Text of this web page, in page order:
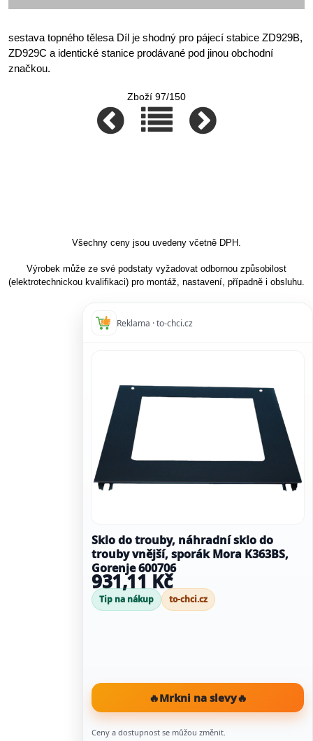
sestava topného tělesa Díl je shodný pro pájecí stabice ZD929B,
ZD929C a identické stanice prodávané pod jinou obchodní
značkou.
Zboží 97/150
Všechny ceny jsou uvedeny včetně DPH.
Výrobek může ze své podstaty vyžadovat odbornou způsobilost
(elektrotechnickou kvalifikaci) pro montáž, nastavení, případně i obsluhu.
Reklama · to-chci.cz
Sklo do trouby, náhradní sklo do
trouby vnější, sporák Mora K363BS,
Gorenje 600706
931,11 Kč
Tip na nákup to-chci.cz
🔥Mrkni na slevy🔥
Ceny a dostupnost se můžou změnit.